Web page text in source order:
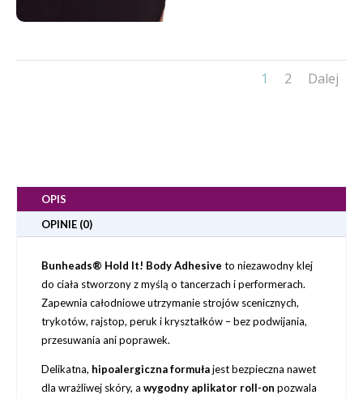
1 2 Dalej
OPIS
OPINIE (0)
Bunheads® Hold It! Body Adhesive to niezawodny klej
do ciała stworzony z myślą o tancerzach i performerach.
Zapewnia całodniowe utrzymanie strojów scenicznych,
trykotów, rajstop, peruk i kryształków – bez podwijania,
przesuwania ani poprawek.
Delikatna, hipoalergiczna formułajest bezpieczna nawet
dla wrażliwej skóry, a wygodny aplikator roll-on pozwala